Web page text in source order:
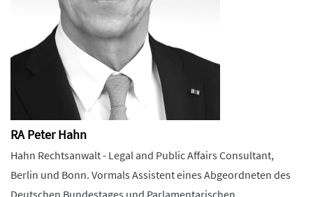
RA Peter Hahn
Hahn Rechtsanwalt - Legal and Public Affairs Consultant,
Berlin und Bonn. Vormals Assistent eines Abgeordneten des
Deutschen Bundestages und Parlamentarischen